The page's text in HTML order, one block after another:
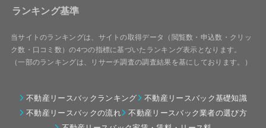
ランキング基準
当サイトのランキングは、サイトの取得データ（閲覧数・申込数・クリッ
ク数・口コミ数）の4つの指標に基づいたランキング表示となります。
（一部のランキングは、リサーチ調査の調査結果を基にしております。）
不動産リースバックランキング
不動産リースバック基礎知識
不動産リースバックの流れ
不動産リースバック業者の選び方